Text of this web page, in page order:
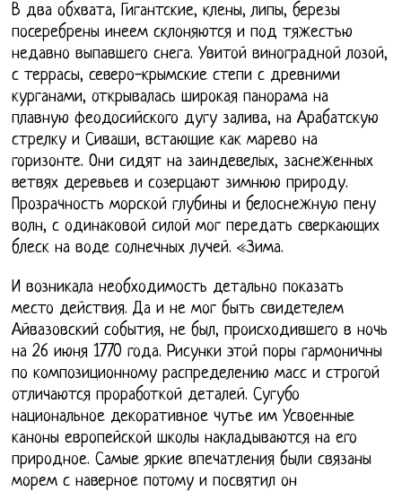
В два обхвата, Гигантские, клены, липы, березы
посеребрены инеем склоняются и под тяжестью
недавно выпавшего снега. Увитой виноградной лозой,
с террасы, северо-крымские степи с древними
курганами, открывалась широкая панорама на
плавную феодосийского дугу залива, на Арабатскую
стрелку и Сиваши, встающие как марево на
горизонте. Они сидят на заиндевелых, заснеженных
ветвях деревьев и созерцают зимнюю природу.
Прозрачность морской глубины и белоснежную пену
волн, с одинаковой силой мог передать сверкающих
блеск на воде солнечных лучей. «Зима.
И возникала необходимость детально показать
место действия. Да и не мог быть свидетелем
Айвазовский события, не был, происходившего в ночь
на 26 июня 1770 года. Рисунки этой поры гармоничны
по композиционному распределению масс и строгой
отличаются проработкой деталей. Сугубо
национальное декоративное чутье им Усвоенные
каноны европейской школы накладываются на его
природное. Самые яркие впечатления были связаны
морем с наверное потому и посвятил он